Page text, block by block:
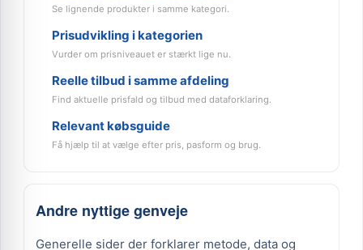
Se lignende produkter i samme kategori.
Prisudvikling i kategorien
Vurder om prisniveauet er stærkt lige nu.
Reelle tilbud i samme afdeling
Find aktuelle prisfald og tilbud med dataforklaring.
Relevant købsguide
Få hjælp til at vælge efter pris, pasform og brug.
Andre nyttige genveje
Generelle sider der forklarer metode, data og